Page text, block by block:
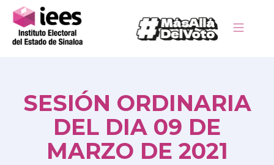
SESIÓN ORDINARIA
DEL DIA 09 DE
MARZO DE 2021